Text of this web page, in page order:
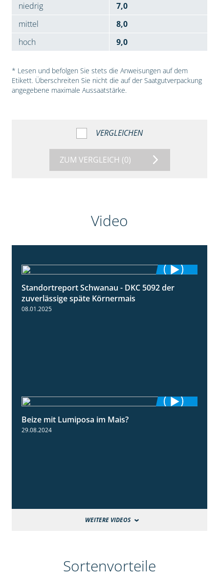
niedrig
7,0
mittel
8,0
hoch
9,0
* Lesen und befolgen Sie stets die Anweisungen auf dem
Etikett. Überschreiten Sie nicht die auf der Saatgutverpackung
angegebene maximale Aussaatstärke.
VERGLEICHEN
ZUM VERGLEICH (0)
Video
1:18
Standortreport Schwanau - DKC 5092 der
zuverlässige späte Körnermais
08.01.2025
Beize mit Lumiposa im Mais?
29.08.2024
WEITERE VIDEOS
Sortenvorteile